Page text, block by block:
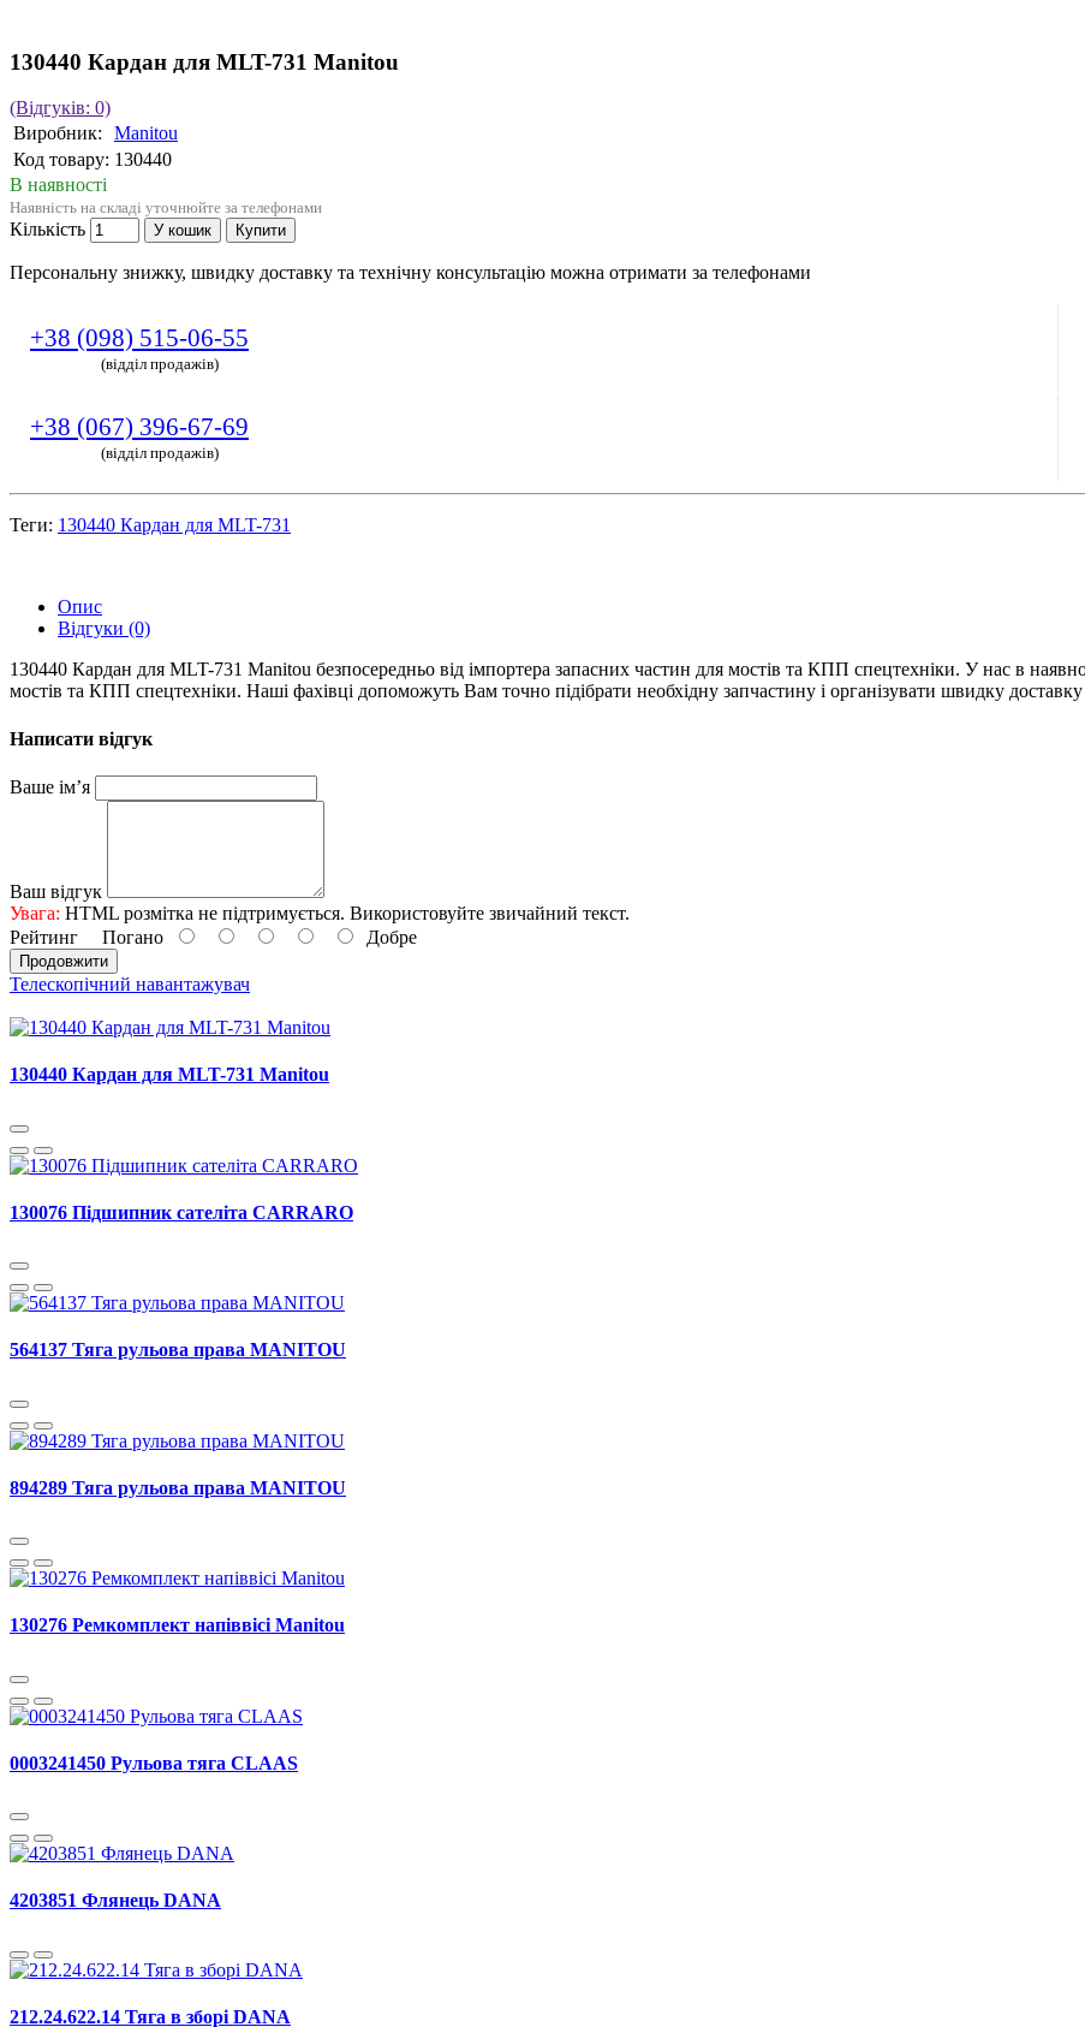
130440 Кардан для MLT-731 Manitou
(Відгуків: 0)
Виробник:
Manitou
Код товару: 130440
В наявності
Наявність на складі уточнюйте за телефонами
Кількість У кошик Купити
Персональну знижку, швидку доставку та технічну консультацію можна отримати за телефонами
+38 (098) 515-06-55
(відділ продажів)
+38 (067) 396-67-69
(відділ продажів)
Теги: 130440 Кардан для MLT-731
Опис
Відгуки (0)
130440 Кардан для MLT-731 Manitou безпосередньо від імпортера запасних частин для мостів та КПП спецтехніки. У нас в
мостів та КПП спецтехніки. Наші фахівці допоможуть Вам точно підібрати необхідну запчастину і організувати швидку
Написати відгук
Ваше ім’я
Ваш відгук
Увага: HTML розмітка не підтримується. Використовуйте звичайний текст.
Рейтинг Погано Добре
Продовжити
Телескопічний навантажувач
130440 Кардан для MLT-731 Manitou
130076 Підшипник сателіта CARRARO
564137 Тяга рульова права MANITOU
894289 Тяга рульова права MANITOU
130276 Ремкомплект напіввісі Manitou
0003241450 Рульова тяга CLAAS
4203851 Флянець DANA
212.24.622.14 Тяга в зборі DANA